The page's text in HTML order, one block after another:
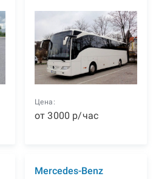
Цена:
от3000 р/час
Mercedes-Benz